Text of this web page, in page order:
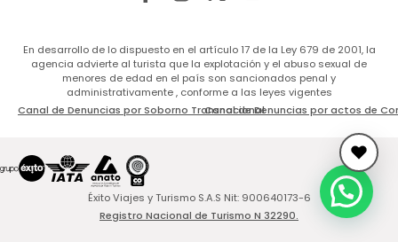
En desarrollo de lo dispuesto en el artículo 17 de la Ley 679 de 2001, la
agencia advierte al turista que la explotación y el abuso sexual de
menores de edad en el país son sancionados penal y
administrativamente , conforme a las leyes vigentes
Canal de Denuncias por Soborno TransnacionalCanal de Denuncias por actos de
Éxito Viajes y Turismo S.A.S Nit: 900640173-6
Registro Nacional de Turismo N 32290.